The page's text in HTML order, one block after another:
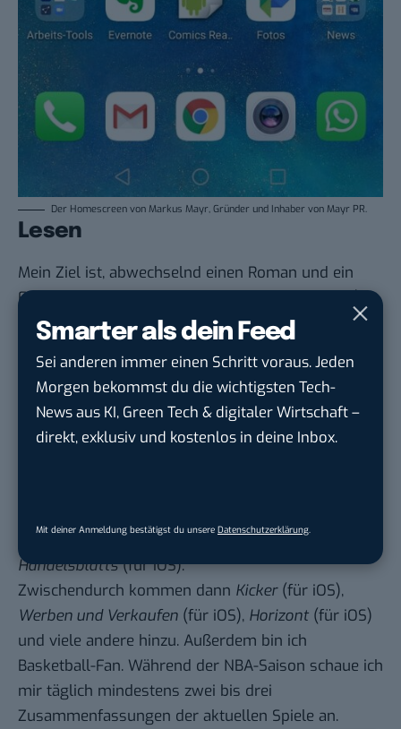
Smarter als dein Feed
Sei anderen immer einen Schritt voraus. Jeden
Morgen bekommst du die wichtigsten Tech-
News aus KI, Green Tech & digitaler Wirtschaft –
direkt, exklusiv und kostenlos in deine Inbox.
Mit deiner Anmeldung bestätigst du unsere Datenschutzerklärung
Der Homescreen von Markus Mayr, Gründer und Inhaber von Mayr PR.
Lesen
Mein Ziel ist, abwechselnd einen Roman und ein
Fachbuch zu lesen. Hier kommt
(für
iOS) ins Spiel. Bei den Tausenden von Büchern im
Readernehme ich dagegen, wenn das Gehirn Pause
braucht.
News
Hamburger Abendblatts
(füriOS) und des
Handelsblatts(füriOS).
Zwischendurch kommen dann Kicker(für iOS),
Werben und Verkaufen (für iOS), Horizont (für iOS)
und viele andere hinzu. Außerdem bin ich
Basketball-Fan. Während der NBA-Saison schaue ich
mir täglich mindestens zwei bis drei
Zusammenfassungen der aktuellen Spiele an.